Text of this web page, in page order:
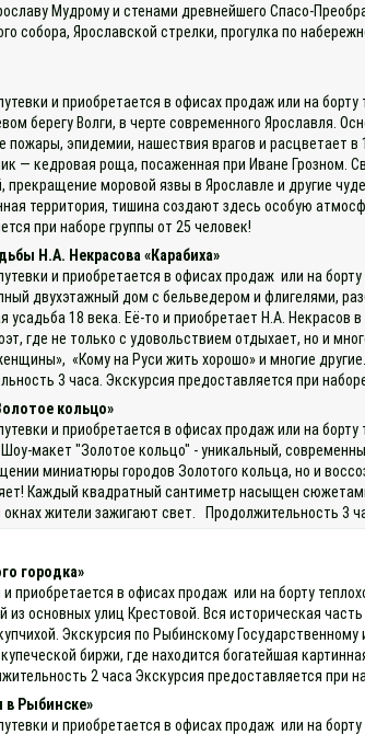
Мудрому и стенами древнейшего Спасо-
собора, Ярославской стрелки, прогулка по
и приобретается в офисах продаж или на
берегу Волги, в черте современного Ярославля.
эпидемии, нашествия врагов и расцветает
— кедровая роща, посаженная при Иване Грозном.
моровой язвы в Ярославле и другие
территория, тишина создают здесь особую
при наборе группы от 25 человек!
Н.А. Некрасова «Карабиха»
и приобретается в офисах продаж или на
двухэтажный дом с бельведером и флигелями,
усадьба 18 века. Её-то и приобретает Н.А.
где не только с удовольствием отдыхает, но и
«Кому на Руси жить хорошо» и многие
3 часа. Экскурсия предоставляется при
кольцо»
и приобретается в офисах продаж или на
макет "Золотое кольцо" - уникальный,
миниатюры городов Золотого кольца, но и
Каждый квадратный сантиметр насыщен
жители зажигают свет. Продолжительность 3
городка»
приобретается в офисах продаж или на борту
из основных улиц Крестовой. Вся историческая
Экскурсия по Рыбинскому
биржи, где находится богатейшая
2 часа Экскурсия предоставляется при
в Рыбинске»
и приобретается в офисах продаж или на